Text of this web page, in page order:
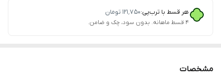
هر قسط با ترب‌پی:۱۲۱٬۷۵۰ تومان
۴ قسط ماهانه. بدون سود، چک و ضامن.
مشخصات